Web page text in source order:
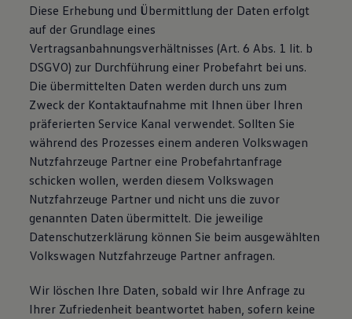
Diese Erhebung und Übermittlung der Daten erfolgt
auf der Grundlage eines
Vertragsanbahnungsverhältnisses (Art. 6 Abs. 1 lit. b
DSGVO) zur Durchführung einer Probefahrt bei uns.
Die übermittelten Daten werden durch uns zum
Zweck der Kontaktaufnahme mit Ihnen über Ihren
präferierten Service Kanal verwendet. Sollten Sie
während des Prozesses einem anderen Volkswagen
Nutzfahrzeuge Partner eine Probefahrtanfrage
schicken wollen, werden diesem Volkswagen
Nutzfahrzeuge Partner und nicht uns die zuvor
genannten Daten übermittelt. Die jeweilige
Datenschutzerklärung können Sie beim ausgewählten
Volkswagen Nutzfahrzeuge Partner anfragen.
Wir löschen Ihre Daten, sobald wir Ihre Anfrage zu
Ihrer Zufriedenheit beantwortet haben, sofern keine